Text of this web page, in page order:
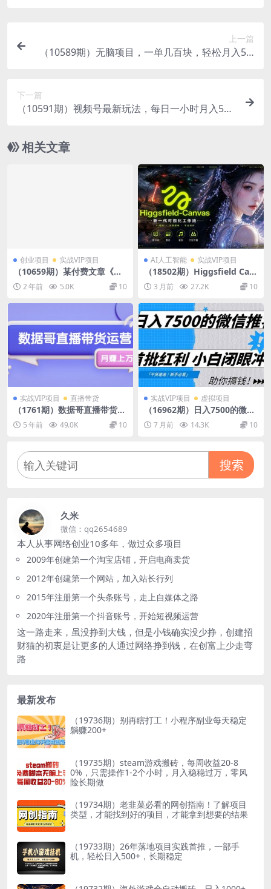
上一篇
（10589期）无脑项目，一单几百块，轻松月入5w
下一篇
（10591期）视频号最新玩法，每日一小时月入500
相关文章
创业项目 实战VIP项目
（10659期）某付费文章《任
督 二脉 泼天富贵|最重要的基
石 就是神来之笔的开窍|万
2 年前 5.0K 10
AI人工智能 实战VIP项目
（18502期）Higgsfield Can
vas AI视频制作详解，节点式
工作流搭建，重构新式视频创
3 月前 27.2K 10
实战VIP项目 直播带货
（1761期）数据哥直播带货运
营线上进阶课，让普通人也能
靠直播月赚上万元
5 年前 49.0K 10
实战VIP项目 虚拟项目
（16962期）日入7500的微信
推客，首批红利，自用省钱、
分享赚钱，0门槛小白闭眼
7 月前 14.3K 10
搜索
久米
微信：qq2654689
本人从事网络创业10多年，做过众多项目
2009年创建第一个淘宝店铺，开启电商卖货
2012年创建第一个网站，加入站长行列
2015年注册第一个头条账号，走上自媒体之路
2020年注册第一个抖音账号，开始短视频运营
这一路走来，虽没挣到大钱，但是小钱确实没少挣，创建招
财猫的初衷是让更多的人通过网络挣到钱，在创富上少走弯
路
最新发布
（19736期）别再瞎打工！小程序副业每天稳定
躺赚200+
（19735期）steam游戏搬砖，每周收益20-8
0%，只需操作1-2个小时，月入稳稳过万，零风
险长期做
（19734期）老韭菜必看的网创指南！了解项目
类型，才能找到好的项目，才能拿到想要的结果
（19733期）26年落地项目实践首推，一部手
机，轻松日入500+，长期稳定